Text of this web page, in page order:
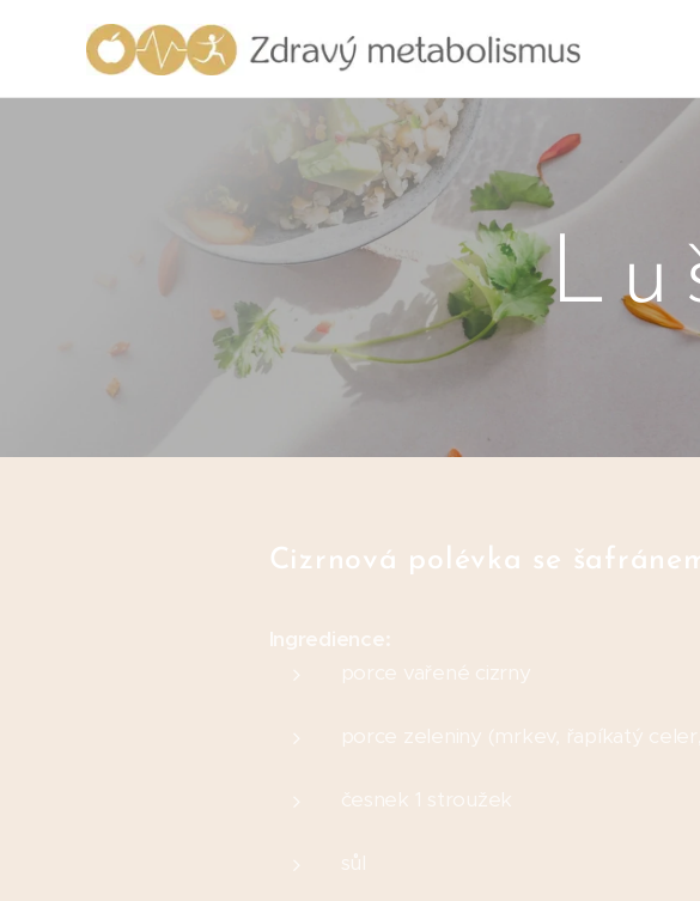
Cizrnová polévka se
Ingredience:
porce vařené cizrny
porce zeleniny (mrkev, řapíkatý
česnek 1 stroužek
sůl